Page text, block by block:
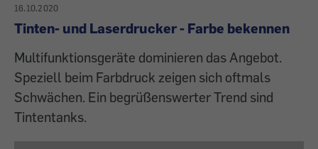
16.10.2020
Tinten- und Laserdrucker - Farbe bekennen
Multifunktionsgeräte dominieren das Angebot.
Speziell beim Farbdruck zeigen sich oftmals
Schwächen. Ein begrüßenswerter Trend sind
Tintentanks.